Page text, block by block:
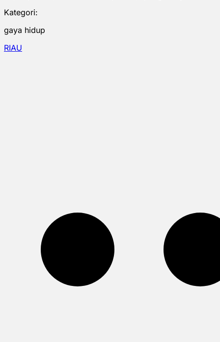
Kategori:
gaya hidup
RIAU